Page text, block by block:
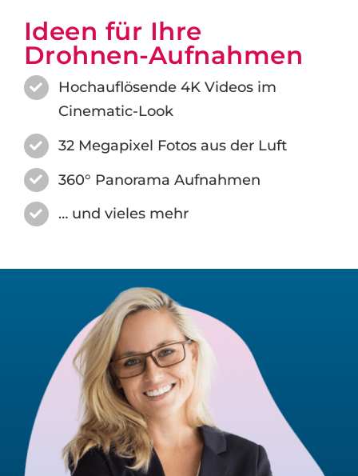
Ideen für Ihre
Drohnen-Aufnahmen
Hochauflösende 4K Videos im
Cinematic-Look
32 Megapixel Fotos aus der Luft
360° Panorama Aufnahmen
… und vieles mehr